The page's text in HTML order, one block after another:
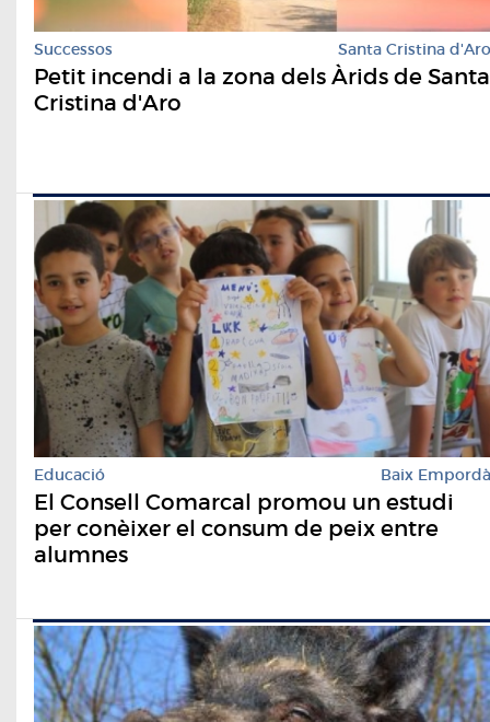
Successos Santa Cristina d'Aro
Petit incendi a la zona dels Àrids de Santa
Cristina d'Aro
Educació Baix Empordà
El Consell Comarcal promou un estudi
per conèixer el consum de peix entre
alumnes